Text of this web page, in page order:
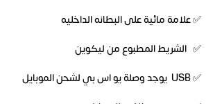
✅ علامة مائية على البطانه الداخليه
✅ الشريط المطبوع من ليكوين
✅ USB يوجد وصلة يو اس بي لشحن الموبايل